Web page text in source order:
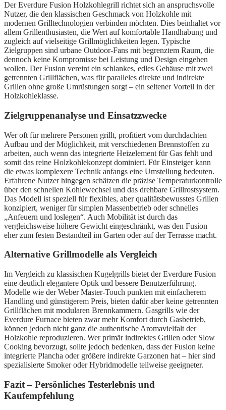
Der Everdure Fusion Holzkohlegrill richtet sich an anspruchsvolle
Nutzer, die den klassischen Geschmack von Holzkohle mit
modernen Grilltechnologien verbinden möchten. Dies beinhaltet vor
allem Grillenthusiasten, die Wert auf komfortable Handhabung und
zugleich auf vielseitige Grillmöglichkeiten legen. Typische
Zielgruppen sind urbane Outdoor-Fans mit begrenztem Raum, die
dennoch keine Kompromisse bei Leistung und Design eingehen
wollen. Der Fusion vereint ein schlankes, edles Gehäuse mit zwei
getrennten Grillflächen, was für paralleles direkte und indirekte
Grillen ohne große Umrüstungen sorgt – ein seltener Vorteil in der
Holzkohleklasse.
Zielgruppenanalyse und Einsatzzwecke
Wer oft für mehrere Personen grillt, profitiert vom durchdachten
Aufbau und der Möglichkeit, mit verschiedenen Brennstoffen zu
arbeiten, auch wenn das integrierte Heizelement für Gas fehlt und
somit das reine Holzkohlekonzept dominiert. Für Einsteiger kann
die etwas komplexere Technik anfangs eine Umstellung bedeuten.
Erfahrene Nutzer hingegen schätzen die präzise Temperaturkontrolle
über den schnellen Kohlewechsel und das drehbare Grillrostsystem.
Das Modell ist speziell für flexibles, aber qualitätsbewusstes Grillen
konzipiert, weniger für simplen Massenbetrieb oder schnelles
„Anfeuern und loslegen“. Auch Mobilität ist durch das
vergleichsweise höhere Gewicht eingeschränkt, was den Fusion
eher zum festen Bestandteil im Garten oder auf der Terrasse macht.
Alternative Grillmodelle als Vergleich
Im Vergleich zu klassischen Kugelgrills bietet der Everdure Fusion
eine deutlich elegantere Optik und bessere Benutzerführung.
Modelle wie der Weber Master-Touch punkten mit einfacherem
Handling und günstigerem Preis, bieten dafür aber keine getrennten
Grillflächen mit modularen Brennkammern. Gasgrills wie der
Everdure Furnace bieten zwar mehr Komfort durch Gasbetrieb,
können jedoch nicht ganz die authentische Aromavielfalt der
Holzkohle reproduzieren. Wer primär indirektes Grillen oder Slow
Cooking bevorzugt, sollte jedoch bedenken, dass der Fusion keine
integrierte Plancha oder größere indirekte Garzonen hat – hier sind
spezialisierte Smoker oder Hybridmodelle teilweise geeigneter.
Fazit – Persönliches Testerlebnis und
Kaufempfehlung